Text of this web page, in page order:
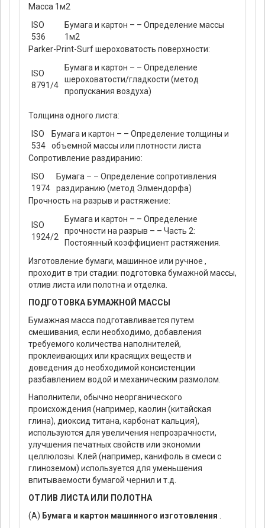
Масса 1м2
ISO
536
Бумага и картон – – Определение массы
1м2
Parker-Print-Surf шероховатость поверхности:
ISO
8791/4
Бумага и картон – – Определение
шероховатости/гладкости (метод
пропускания воздуха)
Толщина одного листа:
ISO
534
Бумага и картон – – Определение толщины и
объемной массы или плотности листа
Сопротивление раздиранию:
ISO
1974
Бумага – – Определение сопротивления
раздиранию (метод Элмендорфа)
Прочность на разрыв и растяжение:
ISO
1924/2
Бумага и картон – – Определение
прочности на разрыв – – Часть 2:
Постоянный коэффициент растяжения.
Изготовление бумаги, машинное или ручное ,
проходит в три стадии: подготовка бумажной массы,
отлив листа или полотна и отделка.
ПОДГОТОВКА БУМАЖНОЙ МАССЫ
Бумажная масса подготавливается путем
смешивания, если необходимо, добавления
требуемого количества наполнителей,
проклеивающих или красящих веществ и
доведения до необходимой консистенции
разбавлением водой и механическим размолом.
Наполнители, обычно неорганического
происхождения (например, каолин (китайская
глина), диоксид титана, карбонат кальция),
используются для увеличения непрозрачности,
улучшения печатных свойств или экономии
целлюлозы. Клей (например, канифоль в смеси с
глиноземом) используется для уменьшения
впитываемости бумагой чернил и т.д.
ОТЛИВ ЛИСТА ИЛИ ПОЛОТНА
(А) Бумага и картон машинного изготовления